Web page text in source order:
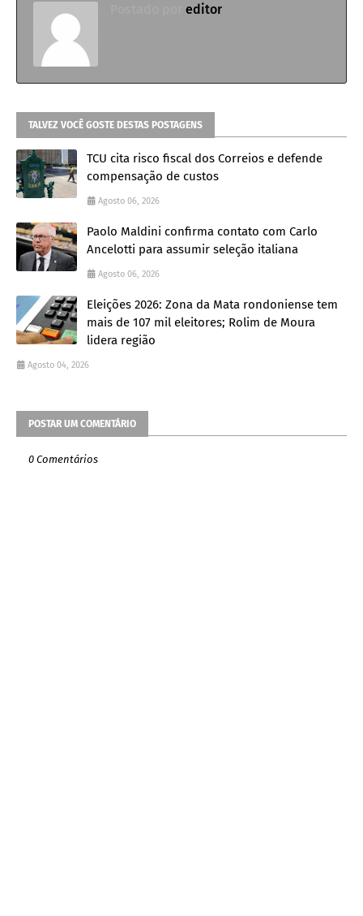
editor
TALVEZ VOCÊ GOSTE DESTAS POSTAGENS
TCU cita risco fiscal dos Correios e defende
compensação de custos
Agosto 06, 2026
Paolo Maldini confirma contato com Carlo
Ancelotti para assumir seleção italiana
Agosto 06, 2026
Eleições 2026: Zona da Mata rondoniense tem
mais de 107 mil eleitores; Rolim de Moura
lidera região
Agosto 04, 2026
POSTAR UM COMENTÁRIO
0 Comentários